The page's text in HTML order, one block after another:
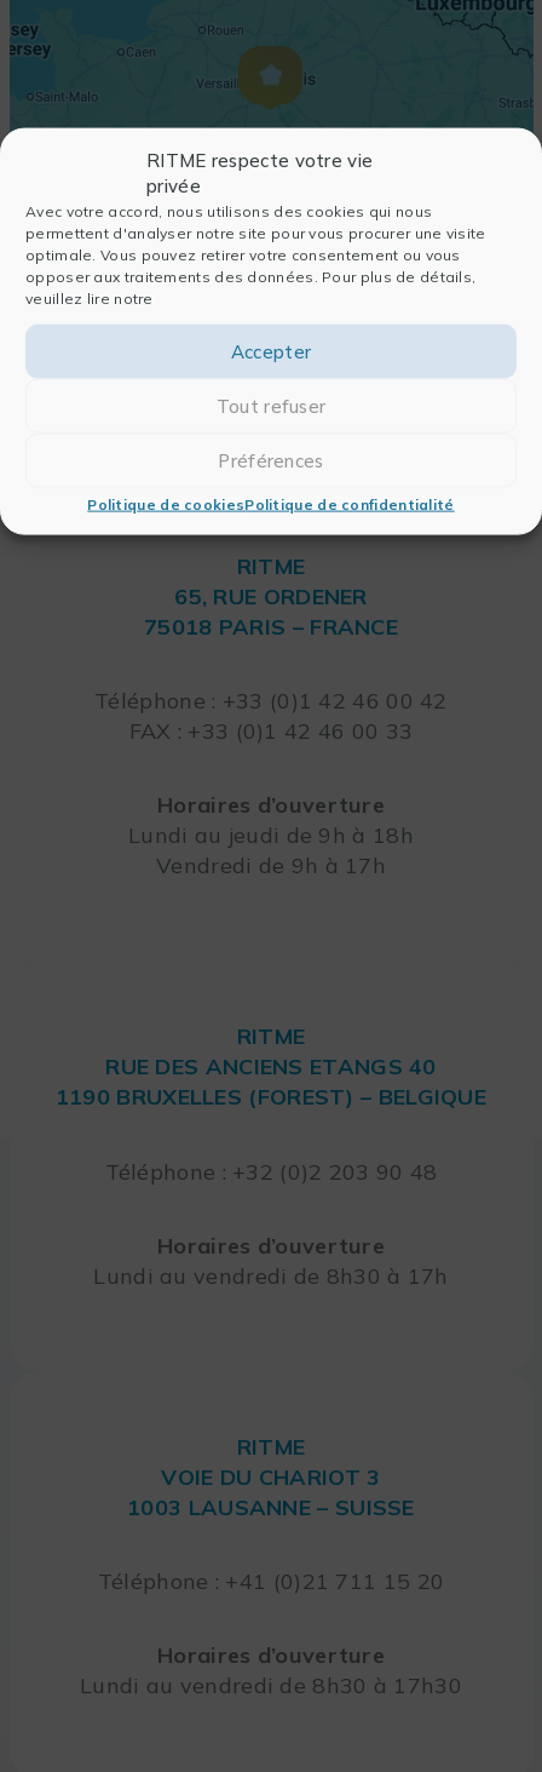
RITME respecte votre vie
privée
Avec votre accord, nous utilisons des cookies qui nous
permettent d'analyser notre site pour vous procurer une visite
optimale. Vous pouvez retirer votre consentement ou vous
opposer aux traitements des données. Pour plus de détails,
veuillez lire notre
Accepter
Tout refuser
Préférences
Politique de cookiesPolitique de confidentialité
RITME
65, RUE ORDENER
75018 PARIS – FRANCE
Téléphone : +33 (0)1 42 46 00 42
FAX : +33 (0)1 42 46 00 33
Horaires d’ouverture
Lundi au jeudi de 9h à 18h
Vendredi de 9h à 17h
RITME
RUE DES ANCIENS ETANGS 40
1190 BRUXELLES (FOREST) – BELGIQUE
Téléphone : +32 (0)2 203 90 48
Horaires d’ouverture
Lundi au vendredi de 8h30 à 17h
RITME
VOIE DU CHARIOT 3
1003 LAUSANNE – SUISSE
Téléphone : +41 (0)21 711 15 20
Horaires d’ouverture
Lundi au vendredi de 8h30 à 17h30